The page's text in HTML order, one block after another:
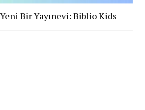
Bir Yayınevi: Biblio Kids